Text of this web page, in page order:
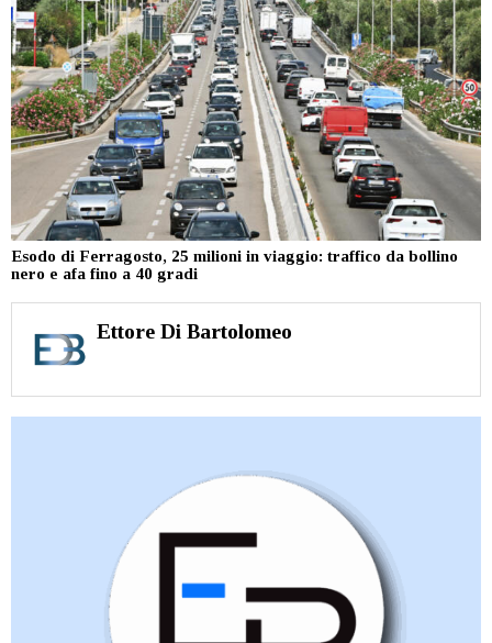
Esodo di Ferragosto, 25 milioni in viaggio: traffico da bollino
nero e afa fino a 40 gradi
Ettore Di Bartolomeo